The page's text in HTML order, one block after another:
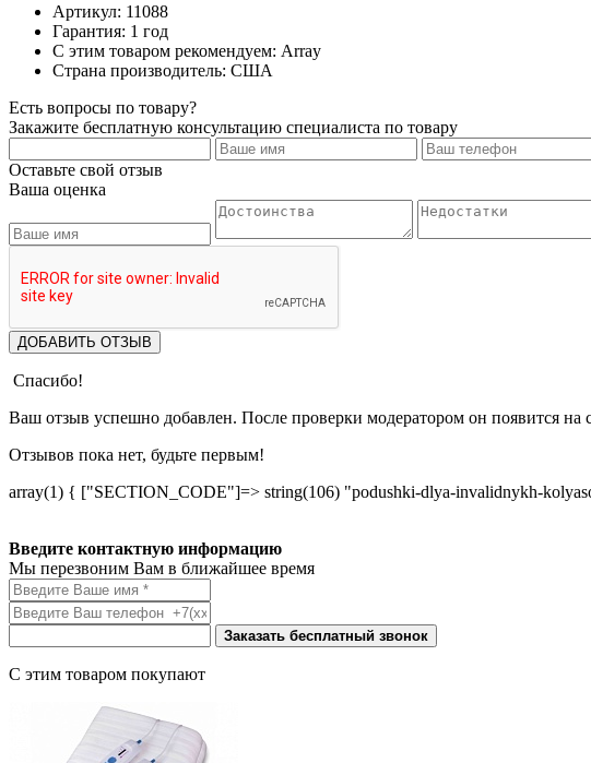
Артикул: 11088
Гарантия: 1 год
С этим товаром рекомендуем: Array
Страна производитель: США
Есть вопросы по товару?
Закажите бесплатную консультацию специалиста по товару
Оставьте свой отзыв
Ваша оценка
ДОБАВИТЬ ОТЗЫВ
Спасибо!
Ваш отзыв успешно добавлен. После проверки модератором он появится на
Отзывов пока нет, будьте первым!
array(1) { ["SECTION_CODE"]=> string(106) "podushki-dlya-invalidnykh-
Введите контактную информацию
Мы перезвоним Вам в ближайшее время
Заказать бесплатный звонок
С этим товаром покупают